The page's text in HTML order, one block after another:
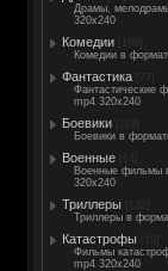
Драмы,
320x240
Комедии
Комедии в
Фантастика
Фантастические
mp4 320x240
Боевики
Боевики в
Военные
Военные фильмы
320x240
Триллеры
Триллеры в
Катастрофы
Фильмы
mp4 320x240